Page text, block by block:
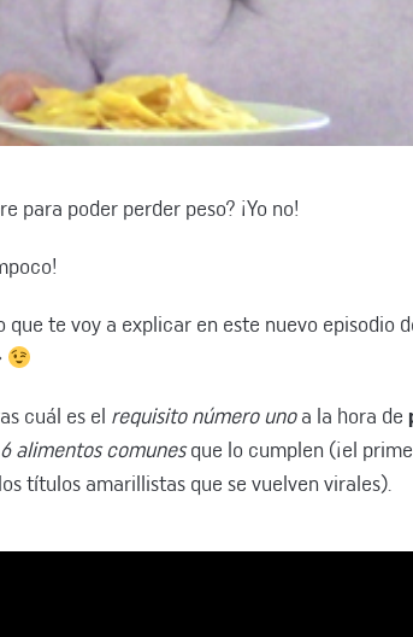
para poder perder peso? ¡Yo no!
te voy a explicar en este nuevo episodio
cuál es el requisito número unoa la hora de
6 alimentos comunesque lo cumplen (¡el
títulos amarillistas que se vuelven virales).